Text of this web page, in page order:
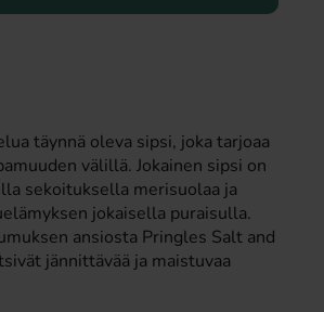
Osta
täynnä oleva sipsi, joka tarjoaa
välillä. Jokainen sipsi on
sekoituksella merisuolaa ja
jokaisella puraisulla.
ansiosta Pringles Salt and
jännittävää ja maistuvaa